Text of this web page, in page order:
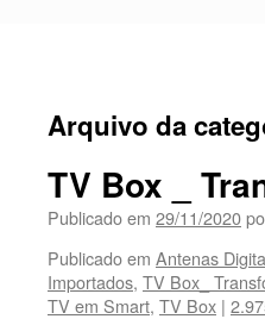
Arquivo da
TV Box _
Publicado em 29/11/2020
Publicado em Antenas
Importados, TV Box_
TV em Smart, TV Box |